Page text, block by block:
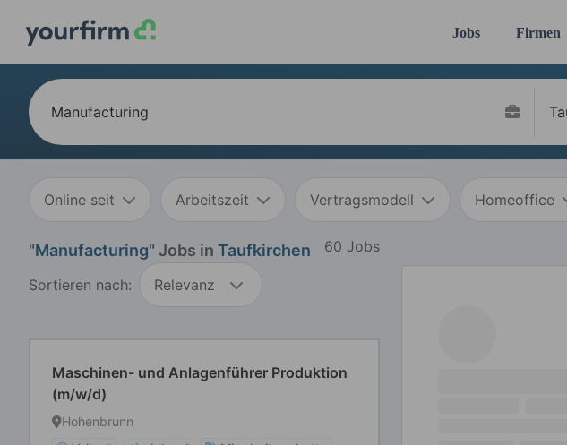
Jobs Firmen
Online seit Arbeitszeit Vertragsmodell Homeoffice
"Manufacturing" Jobs in Taufkirchen 60 Jobs
Sortieren nach: Relevanz
Maschinen- und Anlagenführer Produktion
(m/w/d)
Hohenbrunn